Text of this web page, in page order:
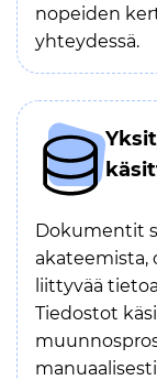
nopeiden
yhteydessä.
Dokumentit
akateemista,
liittyvää
Tiedostot